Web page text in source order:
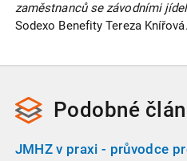
zaměstnanců se závodními
Sodexo Benefity Tereza Knířová.
Podobné
JMHZ v praxi - průvodce